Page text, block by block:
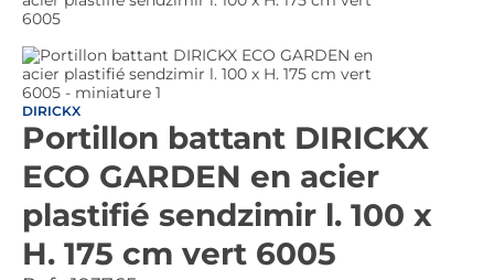
DIRICKX
Portillon battant DIRICKX
ECO GARDEN en acier
plastifié sendzimir l. 100 x
H. 175 cm vert 6005